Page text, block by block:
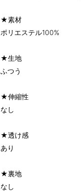
★素材
ポリエステル100%
★生地
ふつう
★伸縮性
なし
★透け感
あり
★裏地
なし